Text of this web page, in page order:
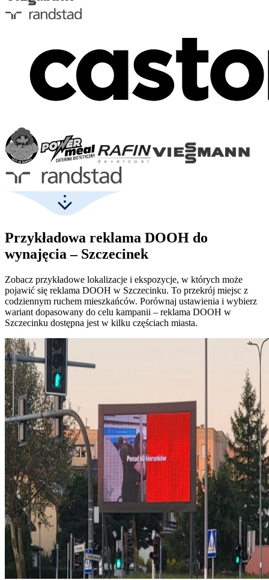
Przykładowa reklama DOOH do
wynajęcia – Szczecinek
Zobacz przykładowe lokalizacje i ekspozycje, w których może
pojawić się reklama DOOH w Szczecinku. To przekrój miejsc z
codziennym ruchem mieszkańców. Porównaj ustawienia i wybierz
wariant dopasowany do celu kampanii – reklama DOOH w
Szczecinku dostępna jest w kilku częściach miasta.